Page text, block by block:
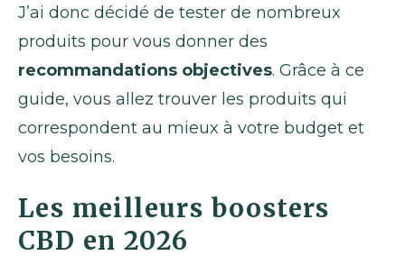
J’ai donc décidé de tester de nombreux
produits pour vous donner des
recommandations objectives. Grâce à ce
guide, vous allez trouver les produits qui
correspondent au mieux à votre budget et
vos besoins.
Les meilleurs boosters
CBD en 2026